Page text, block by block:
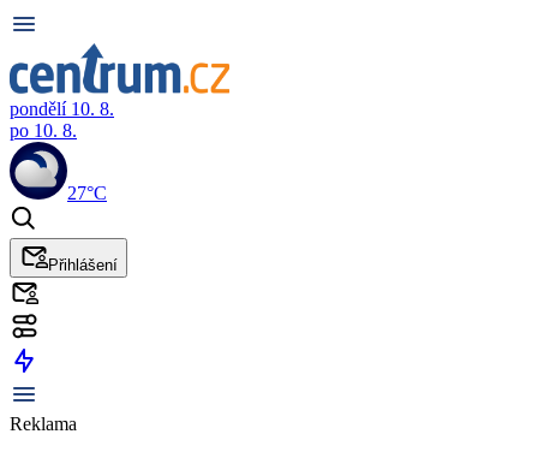
pondělí 10. 8.
po 10. 8.
27°C
Přihlášení
Reklama